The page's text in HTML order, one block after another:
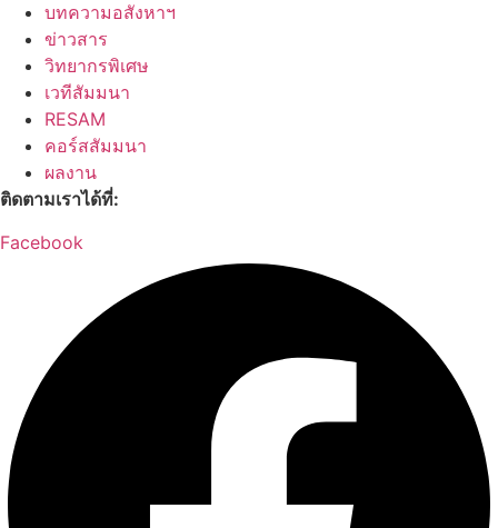
บทความอสังหาฯ
ข่าวสาร
วิทยากรพิเศษ
เวทีสัมมนา
RESAM
คอร์สสัมมนา
ผลงาน
ติดตามเราได้ที่:
Facebook